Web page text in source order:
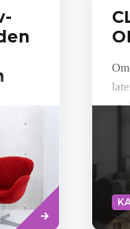
Lees
meer